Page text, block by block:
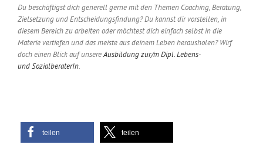
Dubeschäftigst dich generell gerne mit den Themen Coaching, Beratung,
Zielsetzung und Entscheidungsfindung? Du kannst dir vorstellen, in
diesem Bereich zu arbeiten oder möchtest dich einfach selbst in die
Materie vertiefen und das meiste aus deinem Leben herausholen? Wirf
doch einen Blick auf unsereAusbildung zur/m Dipl. Lebens-
undSozialberaterIn.
teilen teilen